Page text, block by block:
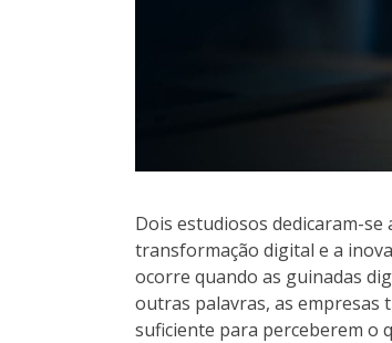
Dois estudiosos dedicaram-
transformação digital e a
ocorre quando as guinadas
outras palavras, as empresas
suficiente para perceberem o